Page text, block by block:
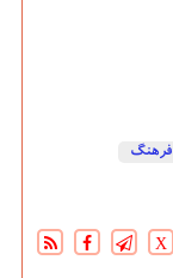
فرهنگ
X